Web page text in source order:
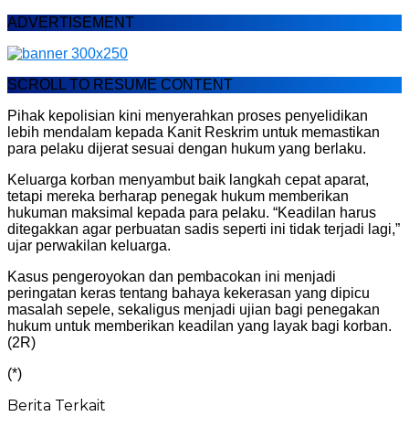
ADVERTISEMENT
SCROLL TO RESUME CONTENT
Pihak kepolisian kini menyerahkan proses penyelidikan
lebih mendalam kepada Kanit Reskrim untuk memastikan
para pelaku dijerat sesuai dengan hukum yang berlaku.
Keluarga korban menyambut baik langkah cepat aparat,
tetapi mereka berharap penegak hukum memberikan
hukuman maksimal kepada para pelaku. “Keadilan harus
ditegakkan agar perbuatan sadis seperti ini tidak terjadi lagi,”
ujar perwakilan keluarga.
Kasus pengeroyokan dan pembacokan ini menjadi
peringatan keras tentang bahaya kekerasan yang dipicu
masalah sepele, sekaligus menjadi ujian bagi penegakan
hukum untuk memberikan keadilan yang layak bagi korban.
(2R)
(*)
Berita Terkait